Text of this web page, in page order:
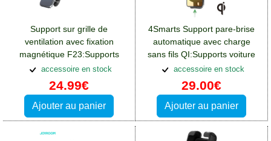
Support sur grille de
ventilation avec fixation
magnétique F23:Supports
voiture Crosscall Spider X4
accessoire en stock
24.99€
Ajouter au panier
4Smarts Support pare-brise
automatique avec charge
sans fils QI:Supports voiture
Crosscall Spider X4
accessoire en stock
29.00€
Ajouter au panier